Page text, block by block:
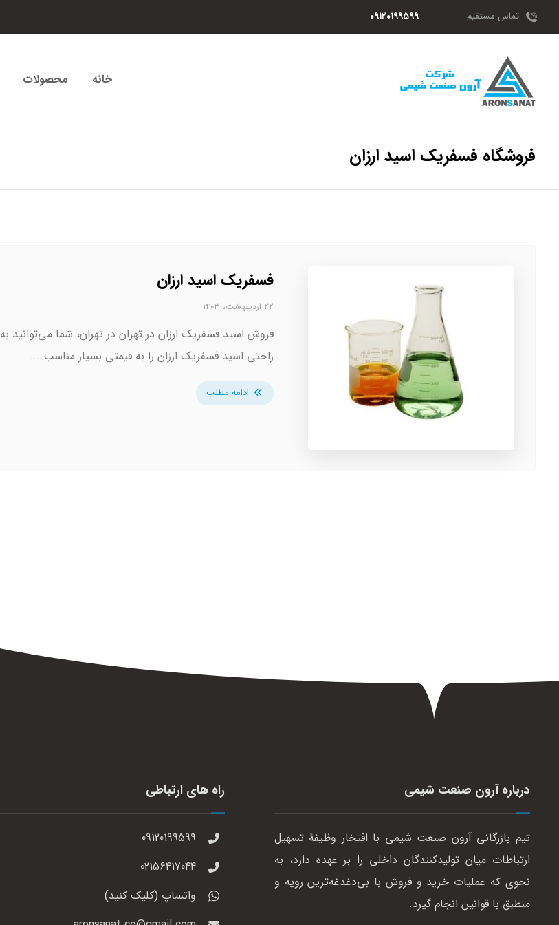
تماس مستقیم ۰۹۱۲۰۱۹۹۵۹۹
خانه محصولات
فروشگاه فسفریک اسید ارزان
فسفریک اسید ارزان
۲۲ اردیبهشت، ۱۴۰۳
فروش اسید فسفریک ارزان در تهران در تهران، شما می‌توانید به
راحتی اسید فسفریک ارزان را به قیمتی بسیار مناسب ...
ادامه مطلب
درباره آرون صنعت شیمی
تیم بازرگانی آرون صنعت شیمی با افتخار وظیفهٔ تسهیل
ارتباطات میان تولیدکنندگان داخلی را بر عهده دارد، به
نحوی که عملیات خرید و فروش با بی‌دغدغه‌ترین رویه و
منطبق با قوانین انجام گیرد.
راه های ارتباطی
09120199599
02156417044
واتساپ (کلیک کنید)